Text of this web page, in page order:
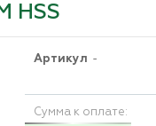
HSS
Артикул -
Сумма к оплате: